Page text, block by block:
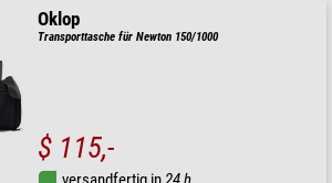
Oklop
Transporttasche für Newton 150/1000
$ 115,-